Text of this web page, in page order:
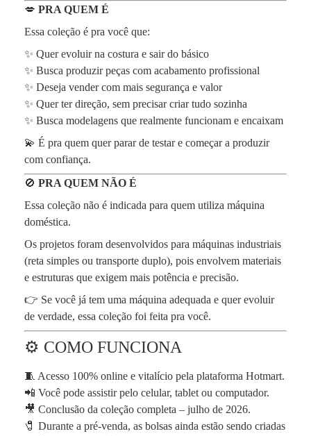
💋 PRA QUEM É
Essa coleção é pra você que:
✨ Quer evoluir na costura e sair do básico
✨ Busca produzir peças com acabamento profissional
✨ Deseja vender com mais segurança e valor
✨ Quer ter direção, sem precisar criar tudo sozinha
✨ Busca modelagens que realmente funcionam e encaixam
💫 É pra quem quer parar de testar e começar a produzir
com confiança.
🚫 PRA QUEM NÃO É
Essa coleção não é indicada para quem utiliza máquina
doméstica.
Os projetos foram desenvolvidos para máquinas industriais
(reta simples ou transporte duplo), pois envolvem materiais
e estruturas que exigem mais potência e precisão.
👉 Se você já tem uma máquina adequada e quer evoluir
de verdade, essa coleção foi feita pra você.
⚙️ COMO FUNCIONA
🧵 Acesso 100% online e vitalício pela plataforma Hotmart.
📲 Você pode assistir pelo celular, tablet ou computador.
🎥 Conclusão da coleção completa – julho de 2026.
🧷 Durante a pré-venda, as bolsas ainda estão sendo criadas